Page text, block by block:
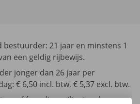
21 jaar en minstens 1
een geldig rijbewijs.
jonger dan 26 jaar per
€ 6,50 incl. btw, € 5,37 excl. btw.
een éénmalige milieutoeslag